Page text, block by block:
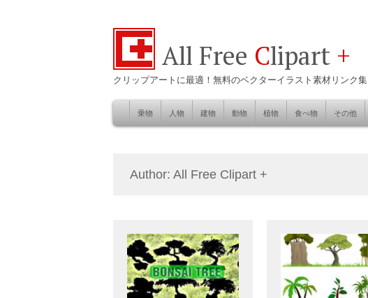
All Free Clipart +
クリップアートに最適！無料のベクターイラスト素材リンク集
Skip
content
乗物 人物 建物 動物 植物 食べ物 その他
Author: All Free Clipart +